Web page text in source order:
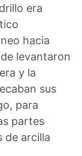
era
hacia
levantaron
y la
sus
para
partes
de arcilla